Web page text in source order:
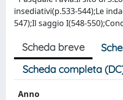
insediativi(p.533-544);Le
547);Il saggio I(548-
Scheda breve
Scheda completa
Anno